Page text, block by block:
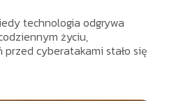
technologia odgrywa
życiu,
cyberatakami stało się